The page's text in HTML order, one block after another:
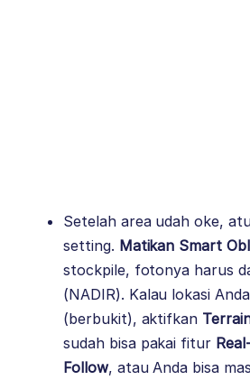
Setelah area udah oke,
setting. Matikan Smart
stockpile, fotonya harus
(NADIR). Kalau lokasi
(berbukit), aktifkan
sudah bisa pakai fitur
Follow, atau Anda bisa